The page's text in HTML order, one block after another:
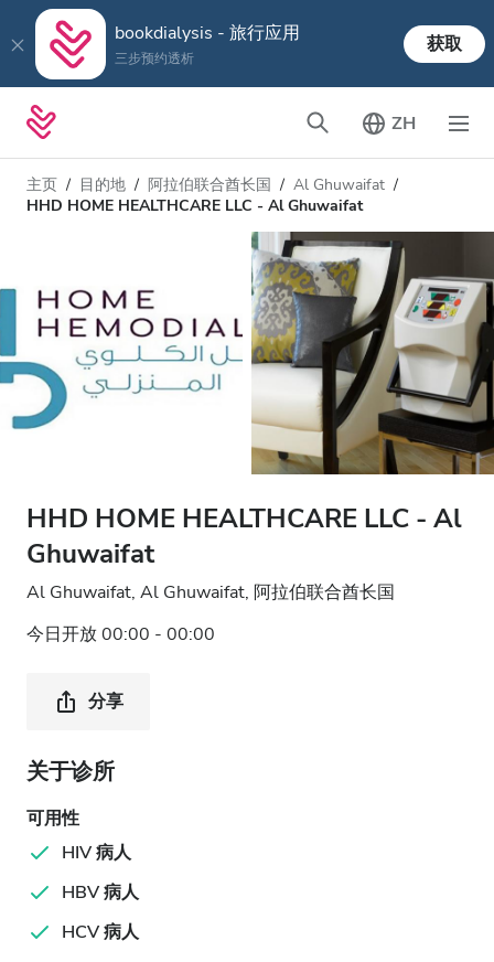
bookdialysis - 旅行应用
三步预约透析
获取
ZH
主页 目的地 阿拉伯联合酋长国
Al Ghuwaifat
HHD HOME HEALTHCARE LLC - Al Ghuwaifat
HHD HOME HEALTHCARE LLC - Al
Ghuwaifat
Al Ghuwaifat, Al Ghuwaifat, 阿拉伯联合酋长国
今日开放 00:00 - 00:00
分享
关于诊所
可用性
HIV 病人
HBV 病人
HCV 病人